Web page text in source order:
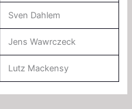
Sven Dahlem
Jens Wawrczeck
Lutz Mackensy